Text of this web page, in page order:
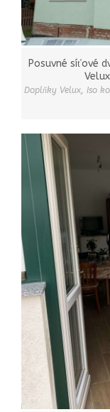
Posuvné síťové
Doplňky Velux, Iso